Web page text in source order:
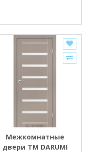
Межкомнатные
двери ТМ DARUMI